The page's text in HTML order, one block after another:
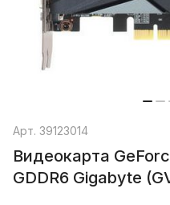
Арт. 39123014
Видеокарта
GDDR6 Gigabyte